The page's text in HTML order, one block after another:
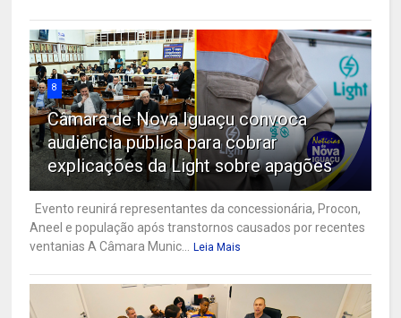
8
Câmara de Nova Iguaçu convoca
audiência pública para cobrar
explicações da Light sobre apagões
Evento reunirá representantes da concessionária, Procon,
Aneel e população após transtornos causados por recentes
ventanias A Câmara Munic...
Leia Mais